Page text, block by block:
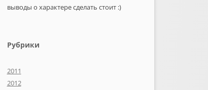
выводы о характере сделать стоит :)
Рубрики
2011
2012